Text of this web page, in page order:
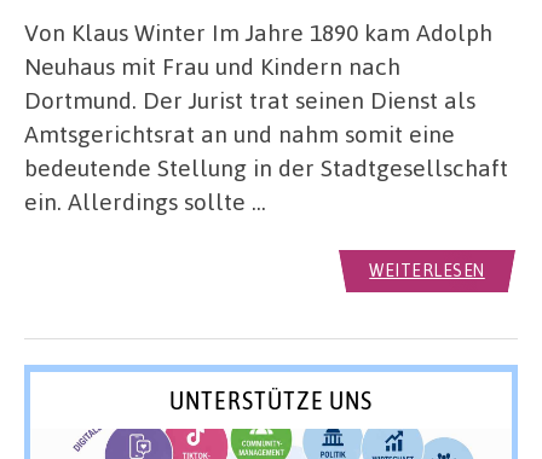
Von Klaus Winter Im Jahre 1890 kam Adolph
Neuhaus mit Frau und Kindern nach
Dortmund. Der Jurist trat seinen Dienst als
Amtsgerichtsrat an und nahm somit eine
bedeutende Stellung in der Stadtgesellschaft
ein. Allerdings sollte …
WEITERLESEN
UNTERSTÜTZE UNS